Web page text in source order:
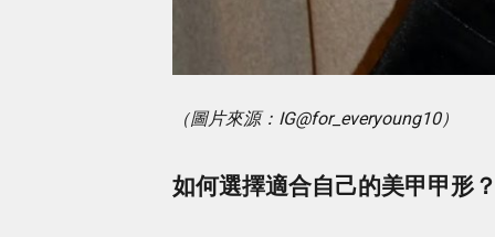
（圖片來源：IG@for_everyoung10）
如何選擇適合自己的美甲甲形